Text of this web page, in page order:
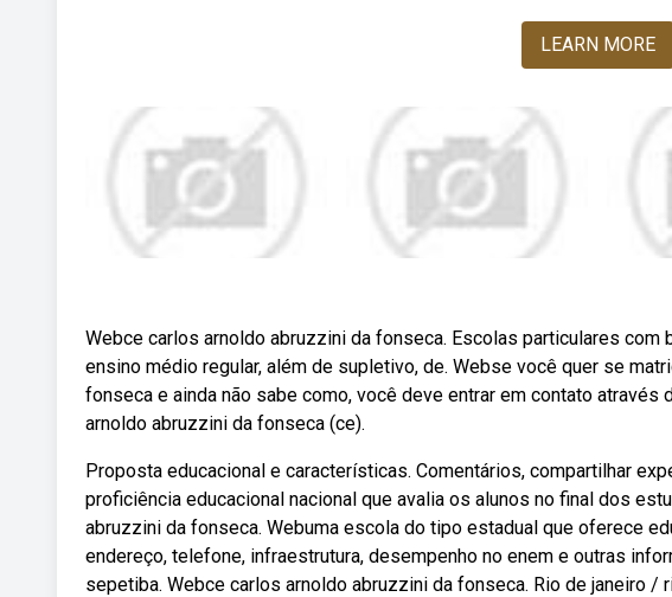
LEARN MORE
Webce carlos arnoldo abruzzini da fonseca. Escolas particulares
ensino médio regular, além de supletivo, de. Webse você quer se
fonseca e ainda não sabe como, você deve entrar em contato
arnoldo abruzzini da fonseca (ce).
Proposta educacional e características. Comentários, compartilhar
proficiência educacional nacional que avalia os alunos no final dos
abruzzini da fonseca. Webuma escola do tipo estadual que oferece
endereço, telefone, infraestrutura, desempenho no enem e outras
sepetiba. Webce carlos arnoldo abruzzini da fonseca. Rio de janeiro /